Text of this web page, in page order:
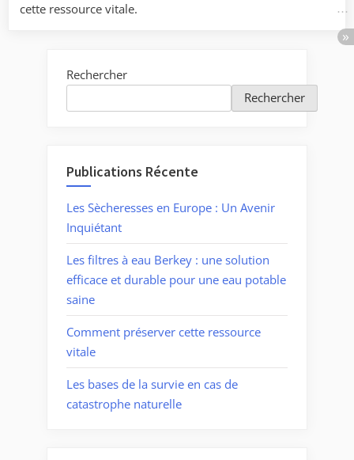
cette ressource vitale.
Rechercher
Rechercher
Publications Récente
Les Sècheresses en Europe : Un Avenir
Inquiétant
Les filtres à eau Berkey : une solution
efficace et durable pour une eau potable
saine
Comment préserver cette ressource
vitale
Les bases de la survie en cas de
catastrophe naturelle